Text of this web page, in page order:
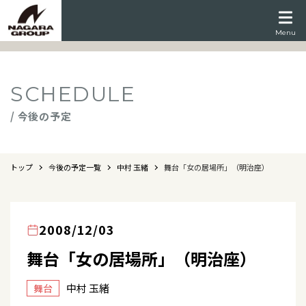
Menu
SCHEDULE
/ 今後の予定
トップ 今後の予定一覧 中村 玉緒 舞台「女の居場所」（明治座）
2008/12/03
舞台「女の居場所」（明治座）
舞台 中村 玉緒